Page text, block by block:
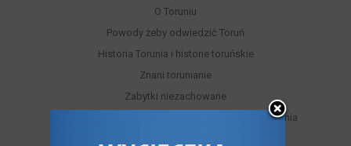
O Toruniu
Powody żeby odwiedzić Toruń
Historia Torunia i historie toruńskie
Znani torunianie
Zabytki niezachowane
Miejskie trasy turystyczne samodzielnego zwiedzania